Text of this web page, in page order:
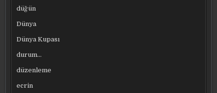
düğün
Dünya
Dünya Kupası
durum…
düzenleme
ecrin